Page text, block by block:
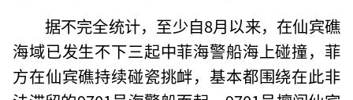
据不完全统计，至少自8月以来，在仙宾礁
海域已发生不下三起中菲海警船海上碰撞，菲
方在仙宾礁持续碰瓷挑衅，基本都围绕在此非